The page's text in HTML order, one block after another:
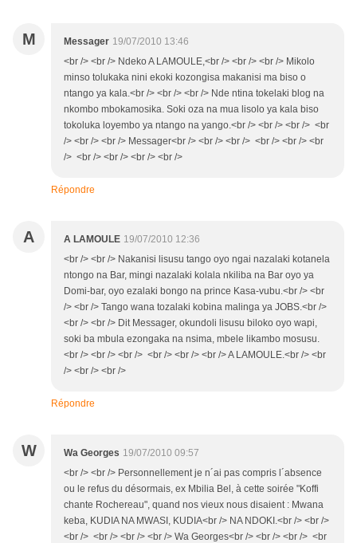
M Messager 19/07/2010 13:46
<br /> <br /> Ndeko A LAMOULE,<br /> <br /> <br /> Mikolo
minso tolukaka nini ekoki kozongisa makanisi ma biso o
ntango ya kala.<br /> <br /> <br /> Nde ntina tokelaki blog na
nkombo mbokamosika. Soki oza na mua lisolo ya kala biso
tokoluka loyembo ya ntango na yango.<br /> <br /> <br /> <br
/> <br /> <br /> Messager<br /> <br /> <br /> <br /> <br /> <br
/> <br /> <br /> <br /> <br />
Répondre
A A LAMOULE 19/07/2010 12:36
<br /> <br /> Nakanisi lisusu tango oyo ngai nazalaki kotanela
ntongo na Bar, mingi nazalaki kolala nkiliba na Bar oyo ya
Domi-bar, oyo ezalaki bongo na prince Kasa-vubu.<br /> <br
/> <br /> Tango wana tozalaki kobina malinga ya JOBS.<br />
<br /> <br /> Dit Messager, okundoli lisusu biloko oyo wapi,
soki ba mbula ezongaka na nsima, mbele likambo mosusu.
<br /> <br /> <br /> <br /> <br /> <br /> A LAMOULE.<br /> <br
/> <br /> <br />
Répondre
W Wa Georges 19/07/2010 09:57
<br /> <br /> Personnellement je n´ai pas compris l´absence
ou le refus du désormais, ex Mbilia Bel, à cette soirée "Koffi
chante Rochereau", quand nos vieux nous disaient : Mwana
keba, KUDIA NA MWASI, KUDIA<br /> NA NDOKI.<br /> <br />
<br /> <br /> <br /> <br /> Wa Georges<br /> <br /> <br /> <br